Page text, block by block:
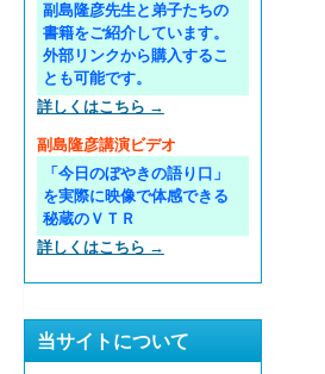
副島隆彦先生と弟子たちの
書籍をご紹介しています。
外部リンクから購入するこ
とも可能です。
詳しくはこちら →
副島隆彦講演ビデオ
「今日のぼやきの語り口」
を実際に映像で体感できる
秘蔵のＶＴＲ
詳しくはこちら →
当サイトについて